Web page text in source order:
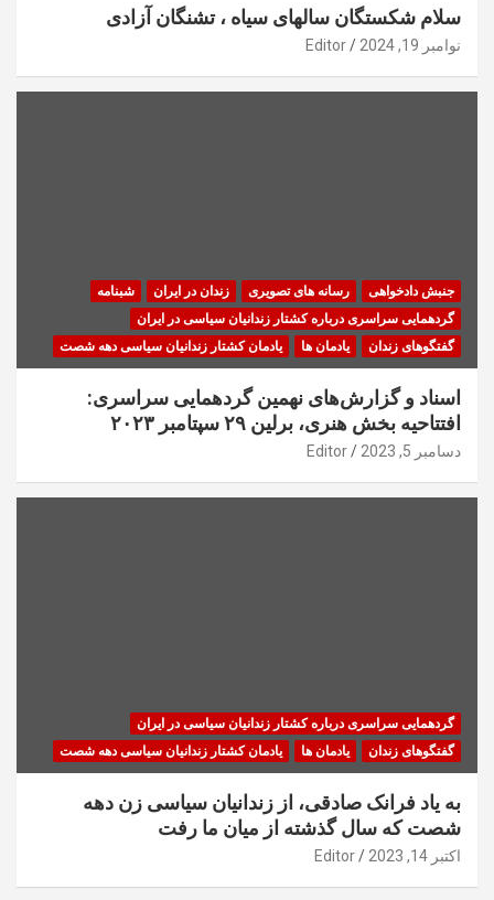
سلام شکستگان سالهای سیاه ، تشنگان آزادی
نوامبر 19, 2024 Editor
جنبش دادخواهی رسانه های تصویری زندان در ایران
شبنامه
گردهمایی سراسری درباره کشتار زندانیان سیاسی در ایران
گفتگوهای زندان
یادمان ها یادمان کشتار زندانیان سیاسی دهه شصت
اسناد و گزارش‌های نهمین گردهمایی سراسری:
افتتاحیه بخش هنری، برلین ۲۹ سپتامبر ۲۰۲۳
دسامبر 5, 2023 Editor
گردهمایی سراسری درباره کشتار زندانیان سیاسی در ایران
گفتگوهای زندان
یادمان ها یادمان کشتار زندانیان سیاسی دهه شصت
به یاد فرانک صادقی، از زندانیان سیاسی زن دهه
شصت که سال گذشته از میان ما رفت
اکتبر 14, 2023 Editor